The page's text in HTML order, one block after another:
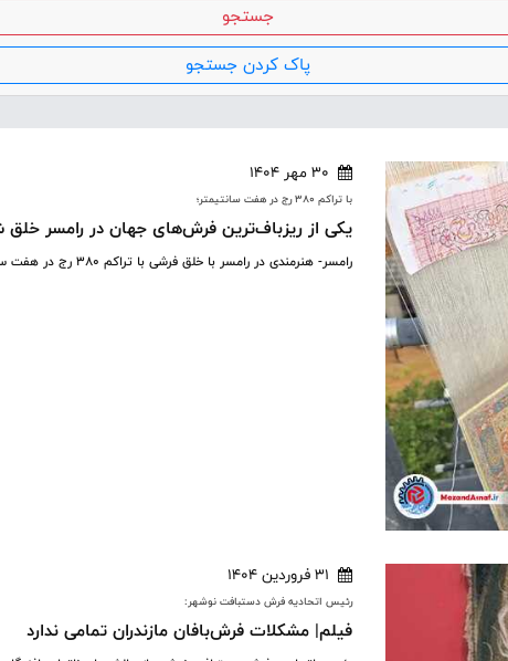
جستجو
پاک کردن جستجو
30 مهر 1404
با تراکم ۳۸۰ رج در هفت سانتیمتر؛
یکی از ریزباف‌ترین فرش‌های جهان در رامسر
رامسر- هنرمندی در رامسر با خلق فرشی با تراکم ۳۸۰ رج در هفت سانتیمتر، یکی از ریزباف‌ترین فرش های جهان را به نام خود ثبت کرد.
31 فروردین 1404
رئیس اتحادیه فرش دستبافت نوشهر:
فیلم| مشکلات فرش‌بافان مازندران تمامی ندارد